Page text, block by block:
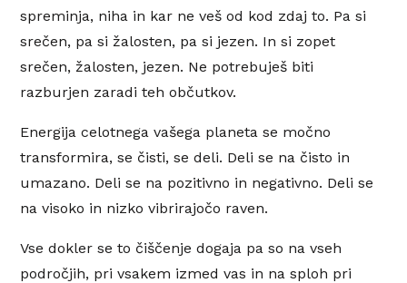
spreminja, niha in kar ne veš od kod zdaj to. Pa si
srečen, pa si žalosten, pa si jezen. In si zopet
srečen, žalosten, jezen. Ne potrebuješ biti
razburjen zaradi teh občutkov.
Energija celotnega vašega planeta se močno
transformira, se čisti, se deli. Deli se na čisto in
umazano. Deli se na pozitivno in negativno. Deli se
na visoko in nizko vibrirajočo raven.
Vse dokler se to čiščenje dogaja pa so na vseh
področjih, pri vsakem izmed vas in na sploh pri